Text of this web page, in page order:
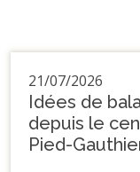
21/07/2026
Idées de
depuis le
Pied-